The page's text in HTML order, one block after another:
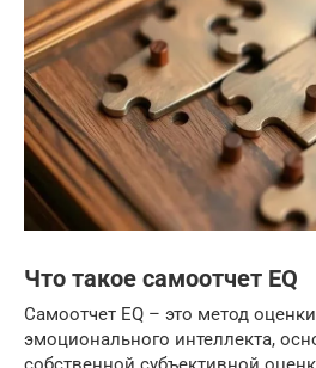
Что такое самоотчет EQ
Самоотчет EQ – это метод
эмоционального интеллекта,